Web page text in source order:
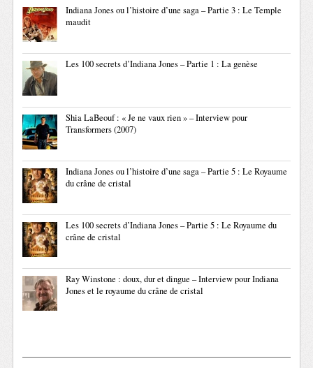
Indiana Jones ou l’histoire d’une saga – Partie 3 : Le Temple
maudit
Les 100 secrets d’Indiana Jones – Partie 1 : La genèse
Shia LaBeouf : « Je ne vaux rien » – Interview pour
Transformers (2007)
Indiana Jones ou l’histoire d’une saga – Partie 5 : Le Royaume
du crâne de cristal
Les 100 secrets d’Indiana Jones – Partie 5 : Le Royaume du
crâne de cristal
Ray Winstone : doux, dur et dingue – Interview pour Indiana
Jones et le royaume du crâne de cristal